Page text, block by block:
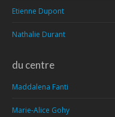
Etienne Dupont
Nathalie Durant
du centre
Maddalena Fanti
Marie-Alice Gohy